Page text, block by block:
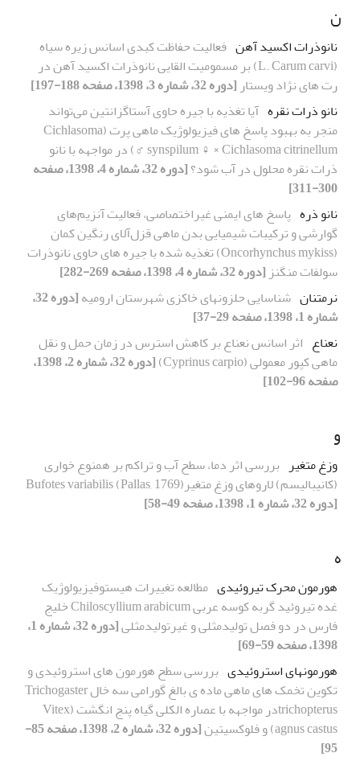
ن
نانوذرات اکسید آهن فعالیت حفاظت کبدی اسانس زیره سیاه
(L. Carum carvi) بر مسمومیت القایی نانوذرات اکسید آهن در
رت های نژاد ویستار [دوره 32، شماره 3، 1398، صفحه 188-197]
نانو ذرات نقره آیا تغذیه با جیره حاوی آستاگزانتین می‌تواند
منجر به بهبود پاسخ های فیزیولوژیک ماهی پرت (Cichlasoma
synspilum ♀ × Cichlasoma citrinellum ♂) در مواجهه با نانو
ذرات نقره محلول در آب شود؟
[دوره 32، شماره 4، 1398، صفحه
300-311]
نانو ذره پاسخ های ایمنی غیر‌اختصاصی، فعالیت آنزیم‌های
گوارشی و ترکیبات شیمیایی بدن ماهی قزل‌آلای رنگین کمان
(Oncorhynchus mykiss) تغذیه شده با جیره های حاوی نانوذرات
سولفات منگنز [دوره 32، شماره 4، 1398، صفحه 269-282]
نرمتنان شناسایی حلزونهای خاکزی شهرستان ارومیه
[دوره 32،
شماره 1، 1398، صفحه 29-37]
نعناع اثر اسانس نعناع بر کاهش استرس در زمان حمل و نقل
ماهی کپور معمولی (Cyprinus carpio)
[دوره 32، شماره 2، 1398،
صفحه 96-102]
و
وزغ متغیر بررسی اثر دما، سطح آب و تراکم بر همنوع خواری
(کانیبالیسم) لاروهای وزغ متغیر(Pallas, 1769) Bufotes variabilis
[دوره 32، شماره 1، 1398، صفحه 49-58]
ه
هورمون محرک تیروئیدی مطالعه تغییرات هیستوفیزیولوژیک
غده تیروئید گربه کوسه عربی Chiloscyllium arabicum خلیج
فارس در دو فصل تولیدمثلی و غیرتولیدمثلی
[دوره 32، شماره 1،
1398، صفحه 59-69]
هورمونهای استروئیدی بررسی سطح هورمون های استروئیدی و
تکوین تخمک های ماهی ماده ی بالغ گورامی سه خال Trichogaster
trichopterusدر مواجهه با عصاره الکلی گیاه پنج انگشت (Vitex
agnus castus) و فلوکسیتین
[دوره 32، شماره 2، 1398، صفحه 85-
95]